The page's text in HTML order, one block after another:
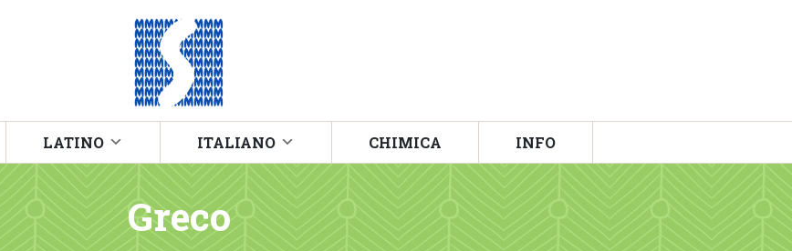
LATINO ITALIANO CHIMICA INFO
Greco